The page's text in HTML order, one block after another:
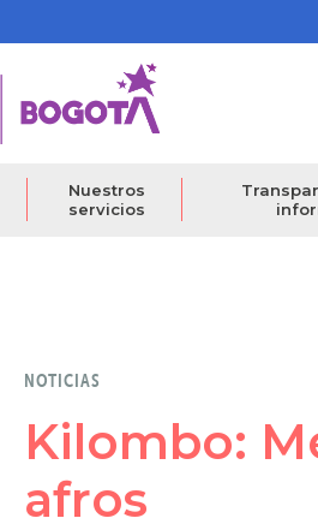
Nuestros
servicios
NOTICIAS
Kilombo:
afros